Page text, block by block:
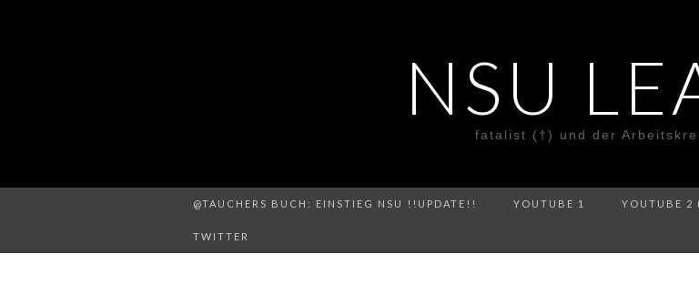
NSU
fatalist (†) und der
@TAUCHERS BUCH: EINSTIEG NSU !!UPDATE!! YOUTUBE 1 YOUTUBE 2
TWITTER